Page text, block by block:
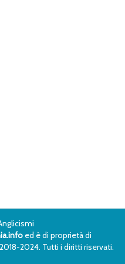
ed è di proprietà di
2024. Tutti i diritti riservati.